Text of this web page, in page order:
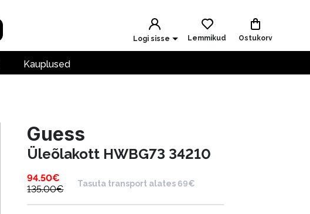
Logi sisse Lemmikud Ostukorv
Kauplused
Guess
Üleõlakott HWBG73 34210
94.50€
135.00€
Tasuta transport alates 69€